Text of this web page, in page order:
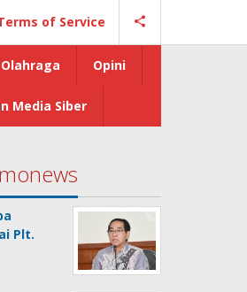
of Service
Olahraga Opini
Media Siber
Plt.